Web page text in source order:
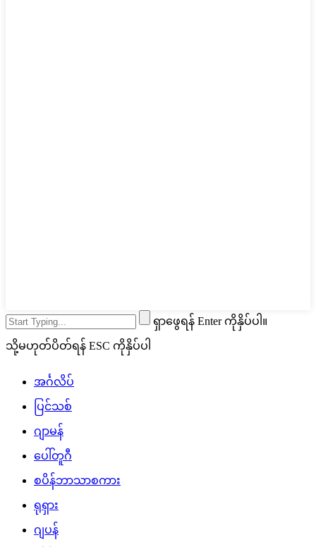
ရှာဖွေရန် Enter ကိုနှိပ်ပါ။
သို့မဟုတ်ပိတ်ရန် ESC ကိုနှိပ်ပါ
အင်္ဂလိပ်
ပြင်သစ်
ဂျာမန်
ပေါ်တူဂီ
စပိန်ဘာသာစကား
ရုရှား
ဂျပန်